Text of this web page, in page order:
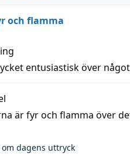
och flamma
entusiastisk över något
är fyr och flamma över
om dagens uttryck